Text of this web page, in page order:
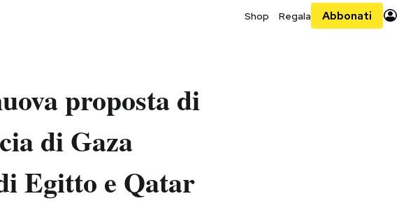
Shop Regala Abbonati
proposta di
di Gaza
Egitto e Qatar